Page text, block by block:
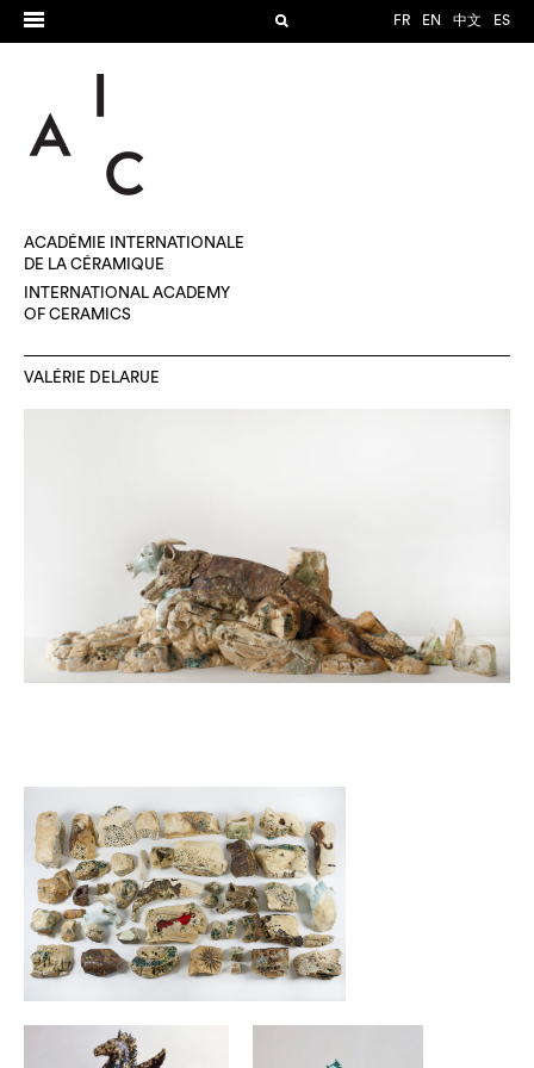
FR EN 中文 ES
ACADÉMIE INTERNATIONALE
DE LA CÉRAMIQUE
INTERNATIONAL ACADEMY
OF CERAMICS
VALÉRIE DELARUE